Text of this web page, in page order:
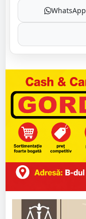
WhatsApp